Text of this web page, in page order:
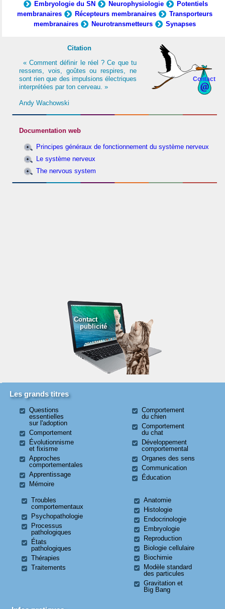
Embryologie du SN
Neurophysiologie
Potentiels
membranaires
Récepteurs membranaires
Transporteurs
membranaires
Neurotransmetteurs Synapses
Contact
Citation
« Comment définir le réel ? Ce que tu
ressens, vois, goûtes ou respires, ne
sont rien que des impulsions électriques
interprétées par ton cerveau. »
Andy Wachowski
Documentation web
Principes généraux de fonctionnement du système nerveux
Le système nerveux
The nervous system
Contact
publicité
Les grands titres
Questions
essentielles
sur l'adoption
Comportement
Évolutionnisme
et fixisme
Approches
comportementales
Apprentissage
Mémoire
Comportement
du chien
Comportement
du chat
Développement
comportemental
Organes des sens
Communication
Éducation
Troubles
comportementaux
Psychopathologie
Processus
pathologiques
États
pathologiques
Thérapies
Traitements
Anatomie
Histologie
Endocrinologie
Embryologie
Reproduction
Biologie cellulaire
Biochimie
Modèle standard
des particules
Gravitation et
Big Bang